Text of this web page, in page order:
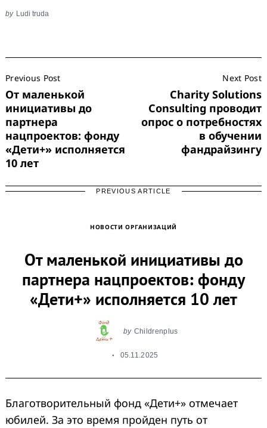
by Ludi truda
Navigation
Previous Post
От маленькой
инициативы до
партнера
нацпроектов: фонду
«Дети+» исполняется
10 лет
Next Post
Charity Solutions
Consulting проводит
опрос о потребностях
в обучении
фандрайзингу
PREVIOUS ARTICLE
НОВОСТИ ОРГАНИЗАЦИЙ
От маленькой инициативы до
партнера нацпроектов: фонду
«Дети+» исполняется 10 лет
by Childrenplus
05.11.2025
Благотворительный фонд «Дети+» отмечает
юбилей. За это время пройден путь от
Search